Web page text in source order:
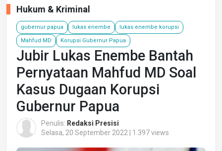
Hukum & Kriminal
gubernur papua lukas enembe lukas enembe korupsi
Mahfud MD Korupsi Gubernur Papua
Jubir Lukas Enembe Bantah
Pernyataan Mahfud MD Soal
Kasus Dugaan Korupsi
Gubernur Papua
Penulis: Redaksi Presisi
Selasa, 20 September 2022 | 1.397 views